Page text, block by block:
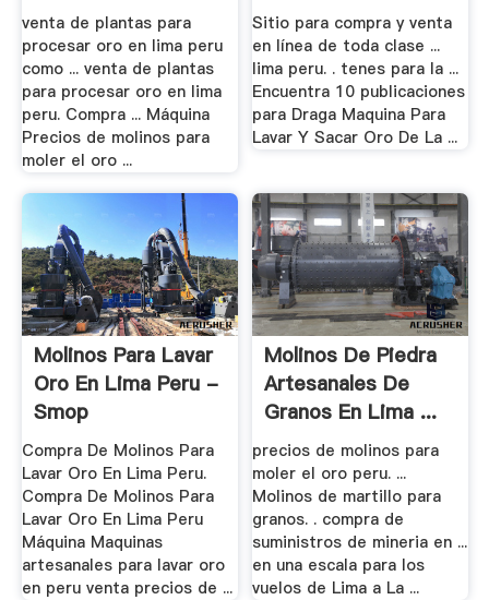
venta de plantas para
procesar oro en lima peru
como ... venta de plantas
para procesar oro en lima
peru. Compra ... Máquina
Precios de molinos para
moler el oro ...
Sitio para compra y venta
en línea de toda clase ...
lima peru. . tenes para la ...
Encuentra 10 publicaciones
para Draga Maquina Para
Lavar Y Sacar Oro De La ...
Molinos Para Lavar
Oro En Lima Peru -
Smop
Compra De Molinos Para
Lavar Oro En Lima Peru.
Compra De Molinos Para
Lavar Oro En Lima Peru
Máquina Maquinas
artesanales para lavar oro
en peru venta precios de ...
Molinos De Piedra
Artesanales De
Granos En Lima ...
precios de molinos para
moler el oro peru. ...
Molinos de martillo para
granos. . compra de
suministros de mineria en ...
en una escala para los
vuelos de Lima a La ...